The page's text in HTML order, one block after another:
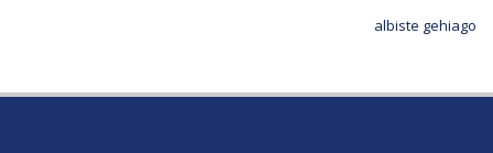
albiste gehiago